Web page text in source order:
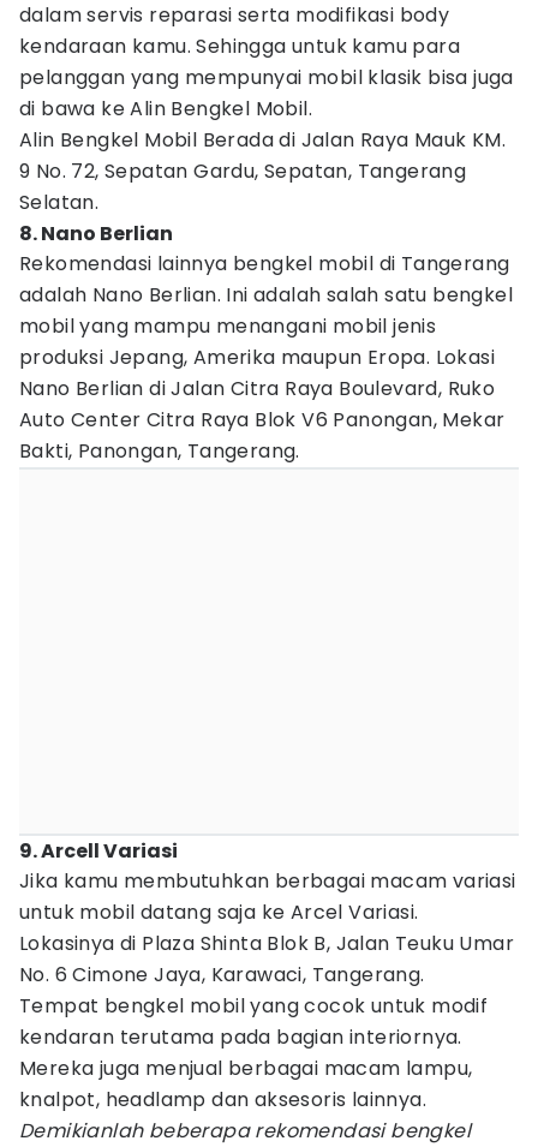
dalam servis reparasi serta modifikasi body
kendaraan kamu. Sehingga untuk kamu para
pelanggan yang mempunyai mobil klasik bisa juga
di bawa ke Alin Bengkel Mobil.
Alin Bengkel Mobil Berada di Jalan Raya Mauk KM.
9 No. 72, Sepatan Gardu, Sepatan, Tangerang
Selatan.
8. Nano Berlian
Rekomendasi lainnya bengkel mobil di Tangerang
adalah Nano Berlian. Ini adalah salah satu bengkel
mobil yang mampu menangani mobil jenis
produksi Jepang, Amerika maupun Eropa. Lokasi
Nano Berlian di Jalan Citra Raya Boulevard, Ruko
Auto Center Citra Raya Blok V6 Panongan, Mekar
Bakti, Panongan, Tangerang.
9. Arcell Variasi
Jika kamu membutuhkan berbagai macam variasi
untuk mobil datang saja ke Arcel Variasi.
Lokasinya di Plaza Shinta Blok B, Jalan Teuku Umar
No. 6 Cimone Jaya, Karawaci, Tangerang.
Tempat bengkel mobil yang cocok untuk modif
kendaran terutama pada bagian interiornya.
Mereka juga menjual berbagai macam lampu,
knalpot, headlamp dan aksesoris lainnya.
Demikianlah beberapa rekomendasi bengkel